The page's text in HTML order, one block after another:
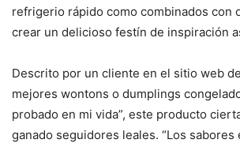
refrigerio rápido como combinados con
crear un delicioso festín de inspiración
Descrito por un cliente en el sitio web
mejores wontons o dumplings
probado en mi vida”, este producto
ganado seguidores leales. “Los sabores